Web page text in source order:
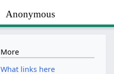
Anonymous
More
What links here